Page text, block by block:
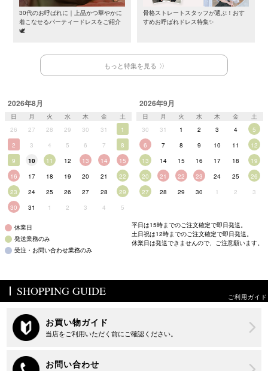
30代のお呼ばれに｜上品かつ華やかに
着こなせるパーティードレスをご紹介
🕊️
骨格ストレートスタッフが選ぶ！おす
すめお呼ばれドレス特集✨
もっと特集を見る
2026年8月
日 月 火 水 木 金
土
26
27 28 29 30 31
1
2
3 4 5 6 7
8
9
10 11 12 13 14
15
16
17 18 19 20 21
22
23
24 25 26 27 28
29
30
31 1 2 3 4 5
2026年9月
日 月 火 水 木 金
土
30
31 1 2 3 4
5
6
7 8 9 10 11
12
13
14 15 16 17 18
19
20
21 22 23 24 25
26
27
28 29 30 1 2 3
休業日
発送業務のみ
受注・お問い合わせ業務のみ
平日は15時までのご注文確定で即日発送。
土日祝は12時までのご注文確定で即日発送。
休業日は発送できませんので、ご注意願います。
SHOPPING GUIDE ご利用ガイド